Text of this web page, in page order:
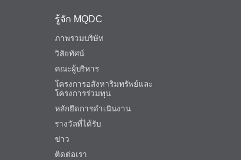
รู้จัก MQDC
ภาพรวมบริษัท
วิสัยทัศน์
คณะผู้บริหาร
โครงการอสังหาริมทรัพย์และ
โครงการร่วมทุน
หลักยึดการดำเนินงาน
รางวัลที่ได้รับ
ข่าว
ติดต่อเรา